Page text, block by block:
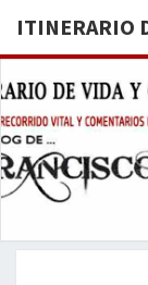
ITINERARIO